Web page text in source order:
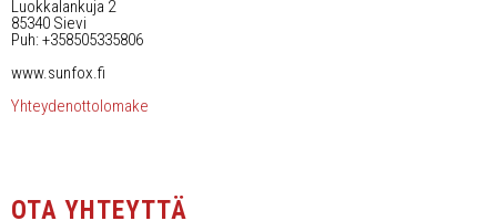
Työvalopaneelit
Jälleenmyyjät
Luokkalankuja 2
85340 Sievi
Puh: +358505335806
www.sunfox.fi
Yhteydenottolomake
OTA YHTEYTTÄ